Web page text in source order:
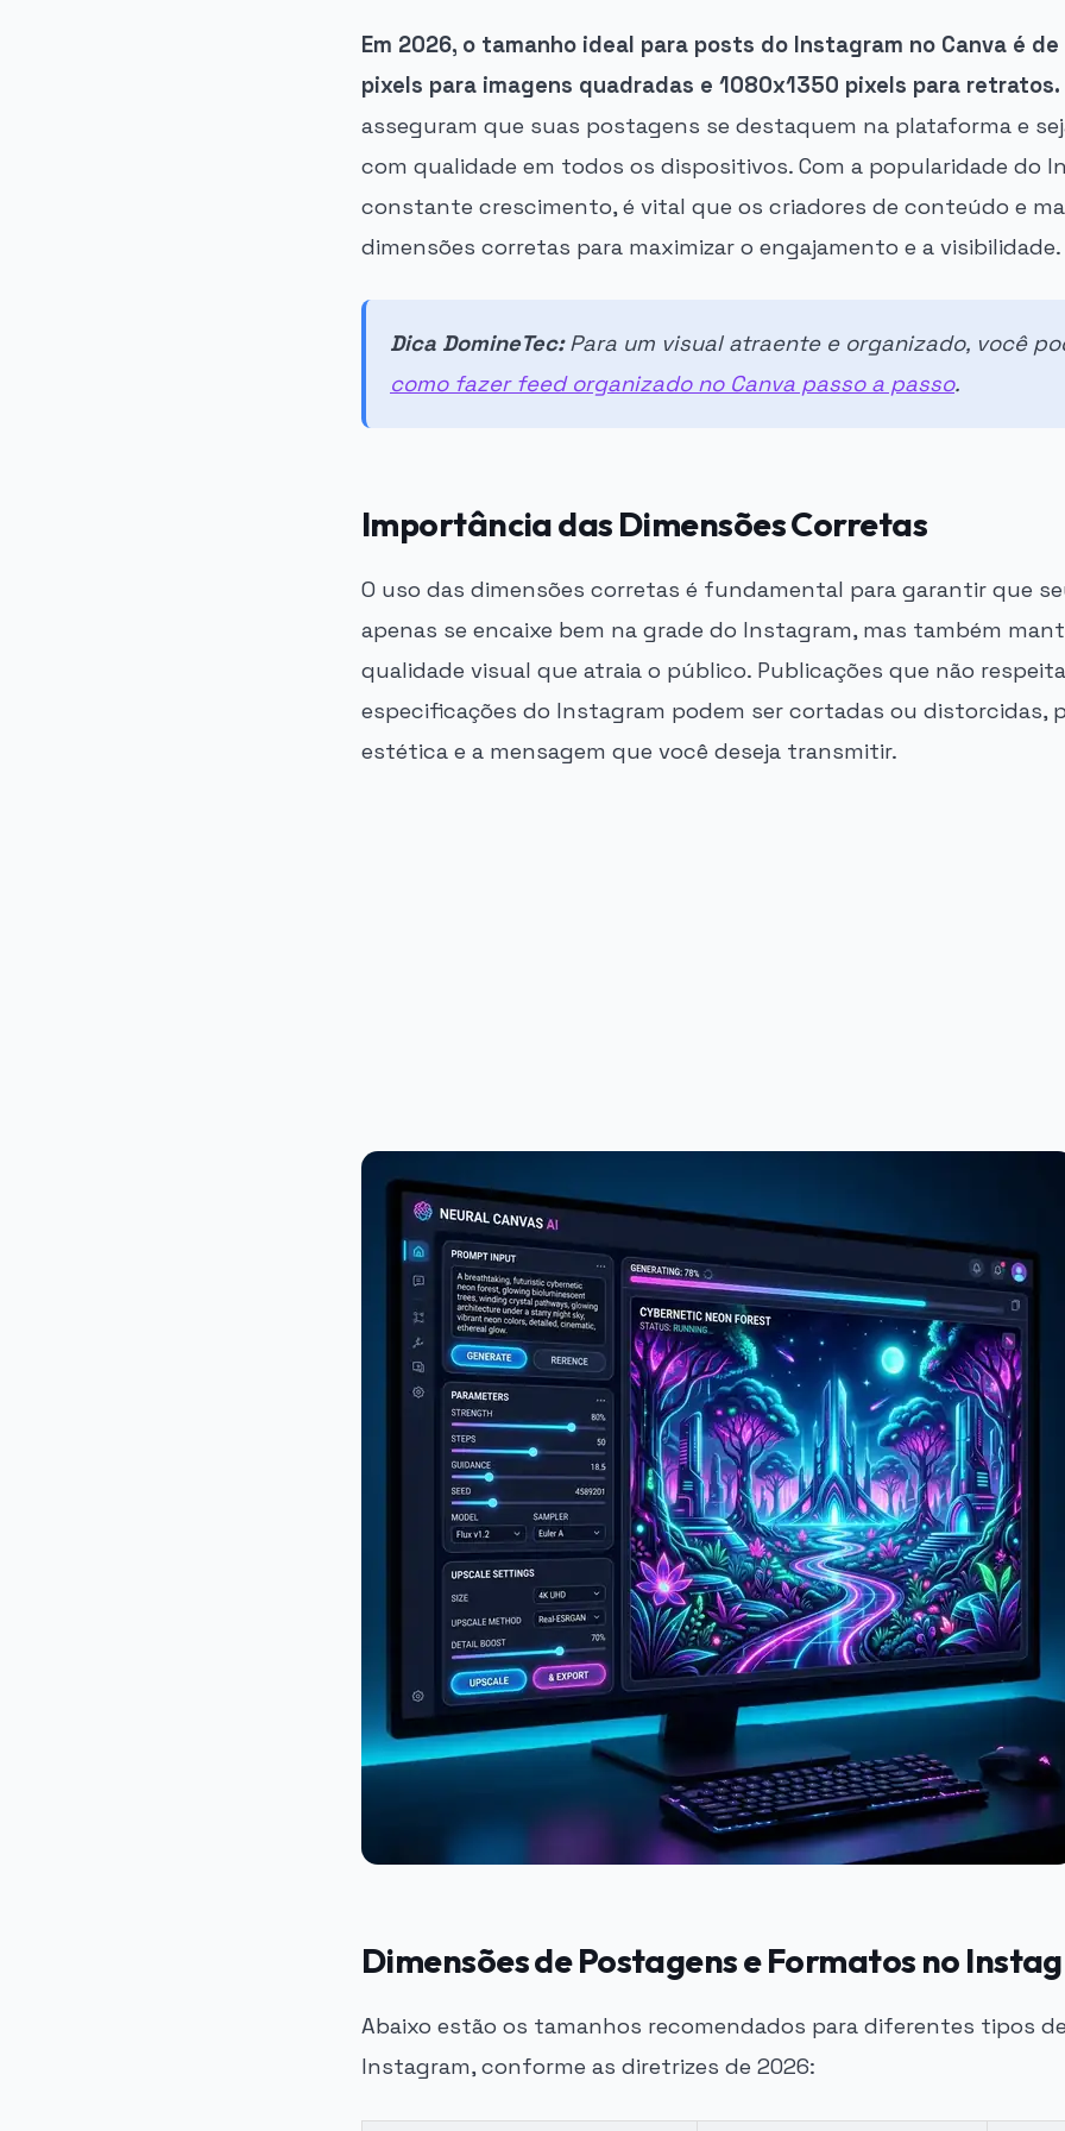
Em 2026, o tamanho ideal para posts do Instagram no Canva é
pixels para imagens quadradas e 1080x1350 pixels para retratos.
asseguram que suas postagens se destaquem na plataforma e
com qualidade em todos os dispositivos. Com a popularidade do
constante crescimento, é vital que os criadores de conteúdo e
dimensões corretas para maximizar o engajamento e a visibilidade.
Dica DomineTec:Para um visual atraente e organizado, você
como fazer feed organizado no Canva passo a passo.
Importância das Dimensões Corretas
O uso das dimensões corretas é fundamental para garantir que
apenas se encaixe bem na grade do Instagram, mas também
qualidade visual que atraia o público. Publicações que não
especificações do Instagram podem ser cortadas ou distorcidas,
estética e a mensagem que você deseja transmitir.
Dimensões de Postagens e Formatos no
Abaixo estão os tamanhos recomendados para diferentes tipos
Instagram, conforme as diretrizes de 2026: